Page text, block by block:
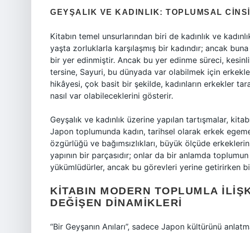
GEYŞALIK VE KADINLIK: TOPLUMSAL
Kitabın temel unsurlarından biri de kadınlık ve
yaşta zorluklarla karşılaşmış bir kadındır; ancak
bir yer edinmiştir. Ancak bu yer edinme süreci,
tersine, Sayuri, bu dünyada var olabilmek için
hikâyesi, çok basit bir şekilde, kadınların erkekler
nasıl var olabileceklerini gösterir.
Geyşalık ve kadınlık üzerine yapılan tartışmalar,
Japon toplumunda kadın, tarihsel olarak erkek
özgürlüğü ve bağımsızlıkları, büyük ölçüde
yapının bir parçasıdır; onlar da bir anlamda
yükümlüdürler, ancak bu görevleri yerine getirirken
KITABIN MODERN TOPLUMLA
DEĞIŞEN DINAMIKLERI
“Bir Geyşanın Anıları”, sadece Japon kültürünü